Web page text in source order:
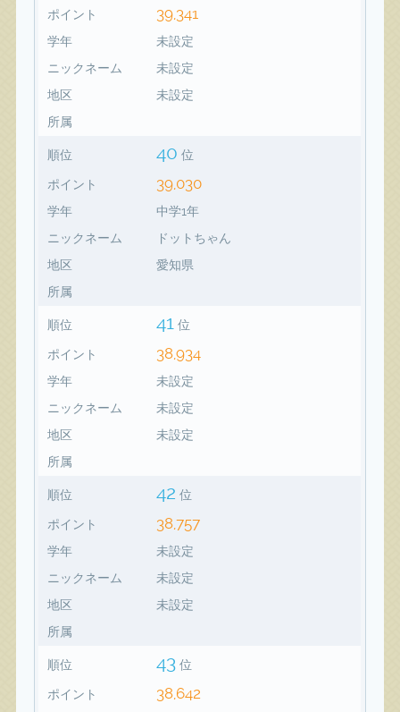
ポイント 39,341
学年
未設定
ニックネーム
未設定
地区
未設定
所属
順位 40 位
ポイント 39,030
学年
中学1年
ニックネーム
ドットちゃん
地区
愛知県
所属
順位 41 位
ポイント 38,934
学年
未設定
ニックネーム
未設定
地区
未設定
所属
順位 42 位
ポイント 38,757
学年
未設定
ニックネーム
未設定
地区
未設定
所属
順位 43 位
ポイント 38,642